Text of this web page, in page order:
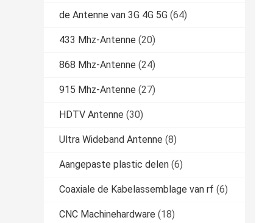
de Antenne van 3G 4G 5G (64)
433 Mhz-Antenne (20)
868 Mhz-Antenne (24)
915 Mhz-Antenne (27)
HDTV Antenne (30)
Ultra Wideband Antenne (8)
Aangepaste plastic delen (6)
Coaxiale de Kabelassemblage van rf (6)
CNC Machinehardware (18)